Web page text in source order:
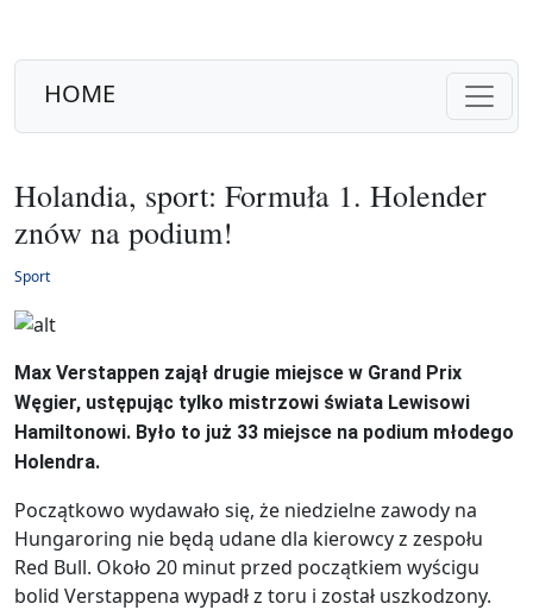
HOME
Holandia, sport: Formuła 1. Holender
znów na podium!
Sport
Max Verstappen zajął drugie miejsce w Grand Prix
Węgier, ustępując tylko mistrzowi świata Lewisowi
Hamiltonowi. Było to już 33 miejsce na podium młodego
Holendra.
Początkowo wydawało się, że niedzielne zawody na
Hungaroring nie będą udane dla kierowcy z zespołu
Red Bull. Około 20 minut przed początkiem wyścigu
bolid Verstappena wypadł z toru i został uszkodzony.